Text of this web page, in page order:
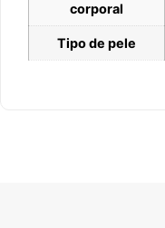
corporal
Tipo de pele